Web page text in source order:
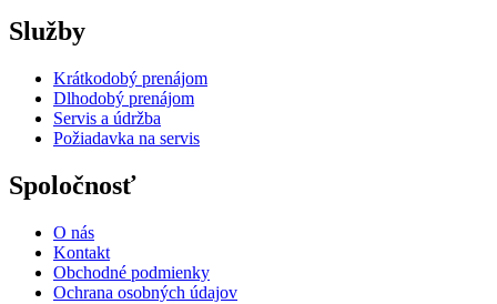
Služby
Krátkodobý prenájom
Dlhodobý prenájom
Servis a údržba
Požiadavka na servis
Spoločnosť
O nás
Kontakt
Obchodné podmienky
Ochrana osobných údajov